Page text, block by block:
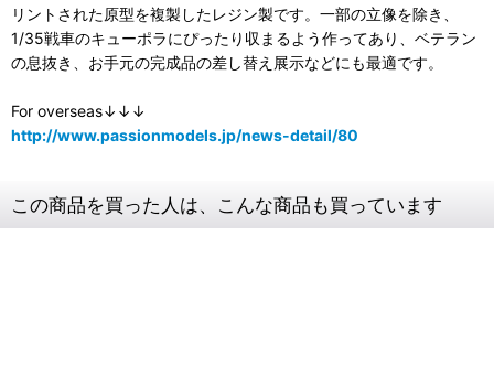
リントされた原型を複製したレジン製です。一部の立像を除き、
1/35戦車のキューポラにぴったり収まるよう作ってあり、ベテラン
の息抜き、お手元の完成品の差し替え展示などにも最適です。
For overseas↓↓↓
http://www.passionmodels.jp/news-detail/80
この商品を買った人は、こんな商品も買っています